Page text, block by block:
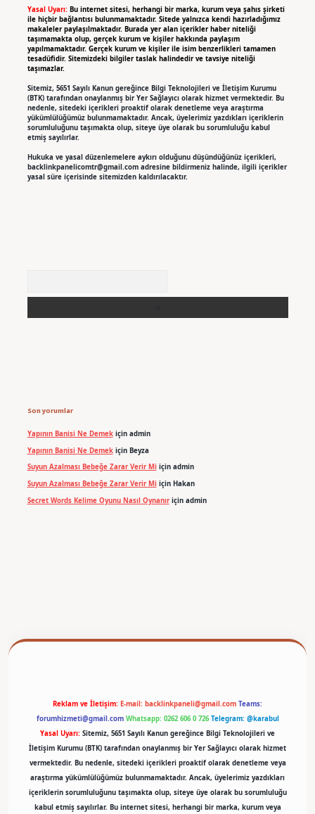
Yasal Uyarı: Bu internet sitesi, herhangi bir marka, kurum veya şahıs şirketi
ile hiçbir bağlantısı bulunmamaktadır. Sitede yalnızca kendi hazırladığımız
makaleler paylaşılmaktadır. Burada yer alan içerikler haber niteliği
taşımamakta olup, gerçek kurum ve kişiler hakkında paylaşım
yapılmamaktadır. Gerçek kurum ve kişiler ile isim benzerlikleri tamamen
tesadüfidir. Sitemizdeki bilgiler taslak halindedir ve tavsiye niteliği
taşımazlar.
Sitemiz, 5651 Sayılı Kanun gereğince Bilgi Teknolojileri ve İletişim Kurumu
(BTK) tarafından onaylanmış bir Yer Sağlayıcı olarak hizmet vermektedir. Bu
nedenle, sitedeki içerikleri proaktif olarak denetleme veya araştırma
yükümlülüğümüz bulunmamaktadır. Ancak, üyelerimiz yazdıkları içeriklerin
sorumluluğunu taşımakta olup, siteye üye olarak bu sorumluluğu kabul
etmiş sayılırlar.
Hukuka ve yasal düzenlemelere aykırı olduğunu düşündüğünüz içerikleri,
backlinkpanelicomtr@gmail.comadresine bildirmeniz halinde, ilgili içerikler
yasal süre içerisinde sitemizden kaldırılacaktır.
Son yorumlar
Yapının Banisi Ne Demekiçin admin
Yapının Banisi Ne Demekiçin Beyza
Suyun Azalması Bebeğe Zarar Verir Miiçin admin
Suyun Azalması Bebeğe Zarar Verir Miiçin Hakan
Secret Words Kelime Oyunu Nasıl Oynanıriçin admin
Reklam ve İletişim: E-mail: backlinkpaneli@gmail.com Teams:
forumhizmeti@gmail.com Whatsapp: 0262 606 0 726 Telegram: @karabul
Yasal Uyarı: Sitemiz, 5651 Sayılı Kanun gereğince Bilgi Teknolojileri ve
İletişim Kurumu (BTK) tarafından onaylanmış bir Yer Sağlayıcı olarak hizmet
vermektedir. Bu nedenle, sitedeki içerikleri proaktif olarak denetleme veya
araştırma yükümlülüğümüz bulunmamaktadır. Ancak, üyelerimiz yazdıkları
içeriklerin sorumluluğunu taşımakta olup, siteye üye olarak bu sorumluluğu
kabul etmiş sayılırlar. Bu internet sitesi, herhangi bir marka, kurum veya